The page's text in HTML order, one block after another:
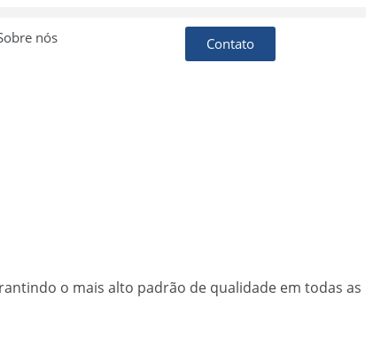
nós Contato
o mais alto padrão de qualidade em todas as